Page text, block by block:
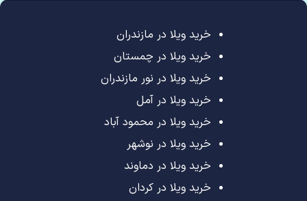
خرید ویلا در مازندران
خرید ویلا در چمستان
خرید ویلا در نور مازندران
خرید ویلا در آمل
خرید ویلا در محمود آباد
خرید ویلا در نوشهر
خرید ویلا در دماوند
خرید ویلا در کردان